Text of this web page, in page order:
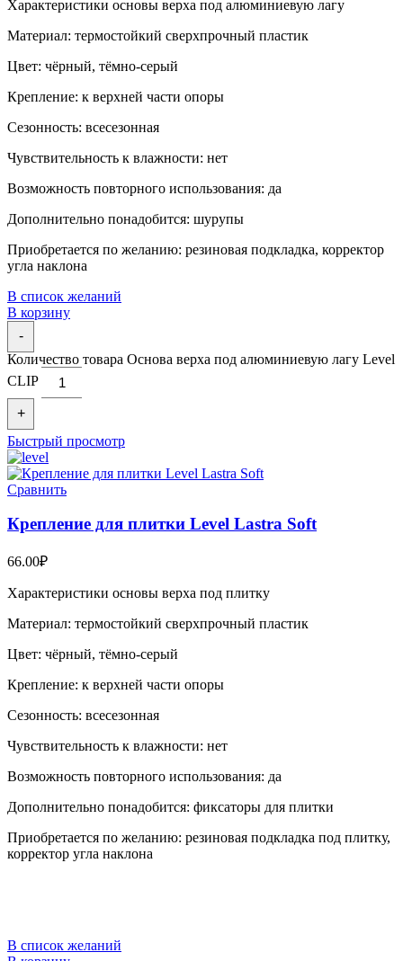
Характеристики основы верха под алюминиевую лагу
Материал: термостойкий сверхпрочный пластик
Цвет: чёрный, тёмно-серый
Крепление: к верхней части опоры
Сезонность: всесезонная
Чувствительность к влажности: нет
Возможность повторного использования: да
Дополнительно понадобится: шурупы
Приобретается по желанию: резиновая подкладка, корректор
угла наклона
В список желаний
В корзину
-
Количество товара Основа верха под алюминиевую лагу Level
CLIP
+
Быстрый просмотр
Сравнить
Крепление для плитки Level Lastra Soft
66.00₽
Характеристики основы верха под плитку
Материал: термостойкий сверхпрочный пластик
Цвет: чёрный, тёмно-серый
Крепление: к верхней части опоры
Сезонность: всесезонная
Чувствительность к влажности: нет
Возможность повторного использования: да
Дополнительно понадобится: фиксаторы для плитки
Приобретается по желанию: резиновая подкладка под плитку,
корректор угла наклона
В список желаний